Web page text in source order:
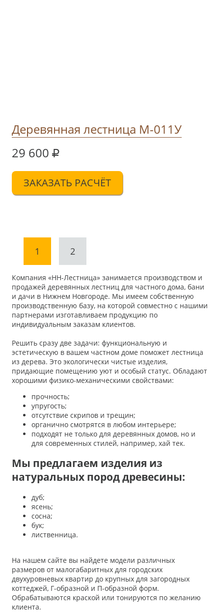
Деревянная лестница М-011У
29 600
ЗАКАЗАТЬ РАСЧЁТ
1 2
Компания «НН-Лестница» занимается производством и
продажей деревянных лестниц для частного дома, бани
и дачи в Нижнем Новгороде. Мы имеем собственную
производственную базу, на которой совместно с нашими
партнерами изготавливаем продукцию по
индивидуальным заказам клиентов.
Решить сразу две задачи: функциональную и
эстетическую в вашем частном доме поможет лестница
из дерева. Это экологически чистые изделия,
придающие помещению уют и особый статус. Обладают
хорошими физико-механическими свойствами:
прочность;
упругость;
отсутствие скрипов и трещин;
органично смотрятся в любом интерьере;
подходят не только для деревянных домов, но и
для современных стилей, например, хай тек.
Мы предлагаем изделия из
натуральных пород древесины:
дуб;
ясень;
сосна;
бук;
лиственница.
На нашем сайте вы найдете модели различных
размеров от малогабаритных для городских
двухуровневых квартир до крупных для загородных
коттеджей, Г-образной и П-образной форм.
Обрабатываются краской или тонируются по желанию
клиента.